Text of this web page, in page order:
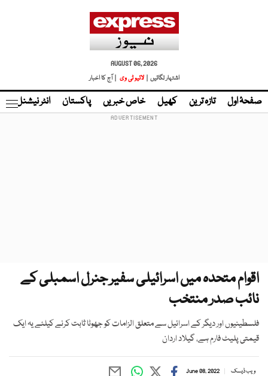
AUGUST 06, 2026
اشتہار لگائیں |
لائیو ٹی وی | آج کا اخبار
صفحۂ اول تازہ ترین کھیل خاص خبریں پاکستان انٹر نیشنل
اقوام متحدہ میں اسرائیلی سفیر جنرل اسمبلی کے
نائب صدر منتخب
فلسطینیوں اور دیگر کے اسرائیل سے متعلق الزامات کو جھوٹا ثابت کرنے کیلئے یہ ایک
قیمتی پلیٹ فارم ہے، گیلاد اردان
ویب ڈیسک June 08, 2022